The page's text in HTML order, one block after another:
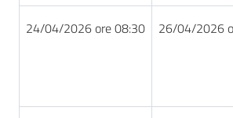
24/04/2026 ore 08:30 26/04/2026